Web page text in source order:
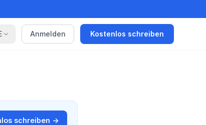
Anmelden Kostenlos schreiben
schreiben →